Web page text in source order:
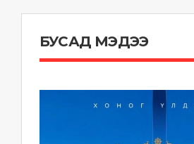
БУСАД МЭДЭЭ